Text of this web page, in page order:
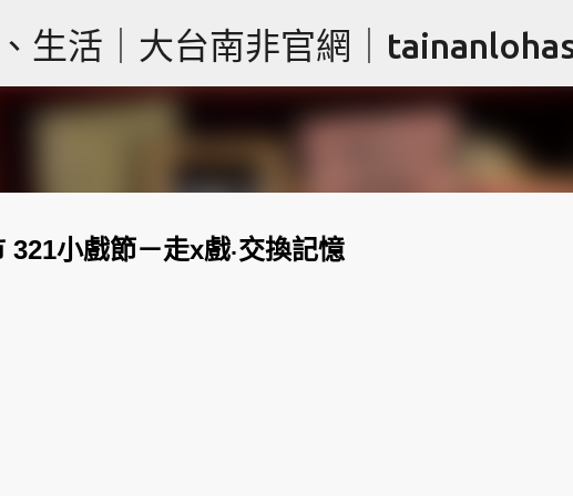
跳到主要內容
生活｜大台南非官網｜
小戲節－走x戲‧交換記憶